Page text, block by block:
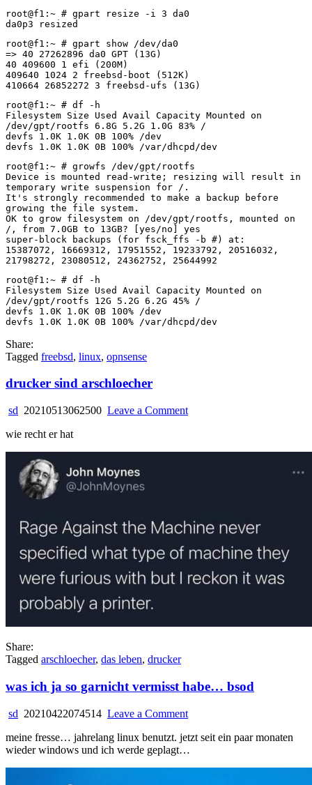
root@f1:~ # gpart resize -i 3 da0
da0p3 resized
root@f1:~ # gpart show /dev/da0
=> 40 27262896 da0 GPT (13G)
40 409600 1 efi (200M)
409640 1024 2 freebsd-boot (512K)
410664 26852272 3 freebsd-ufs (13G)
root@f1:~ # df -h
Filesystem Size Used Avail Capacity Mounted on
/dev/gpt/rootfs 6.8G 5.2G 1.0G 83% /
devfs 1.0K 1.0K 0B 100% /dev
devfs 1.0K 1.0K 0B 100% /var/dhcpd/dev
root@f1:~ # growfs /dev/gpt/rootfs
Device is mounted read-write; resizing will result in
temporary write suspension for /.
It's strongly recommended to make a backup before
growing the file system.
OK to grow filesystem on /dev/gpt/rootfs, mounted on
/, from 7.0GB to 13GB? [yes/no] yes
super-block backups (for fsck_ffs -b #) at:
15387072, 16669312, 17951552, 19233792, 20516032,
21798272, 23080512, 24362752, 25644992
root@f1:~ # df -h
Filesystem Size Used Avail Capacity Mounted on
/dev/gpt/rootfs 12G 5.2G 6.2G 45% /
devfs 1.0K 1.0K 0B 100% /dev
devfs 1.0K 1.0K 0B 100% /var/dhcpd/dev
Share:
Tagged freebsd, linux, opnsense
drucker sind arschloecher
sd 20210513062500 Leave a Commenton
wie recht er hat
Share:
Tagged arschloecher, das leben, drucker
was ich ja so garnicht vermisst habe… bsod
sd 20210422074514 Leave a Commenton
ich
ja
meine fresse… jahrelang linux benutzt. jetzt seit ein paar monaten
wieder windows und ich werde geplagt…